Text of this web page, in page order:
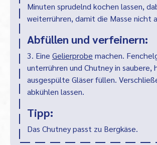
Minuten sprudelnd kochen lassen,
weiterrühren, damit die Masse nicht
Abfüllen und verfeinern:
3. Eine Gelierprobe machen.
unterrühren und Chutney in saubere,
ausgespülte Gläser füllen.
abkühlen lassen.
Tipp:
Das Chutney passt zu Bergkäse.